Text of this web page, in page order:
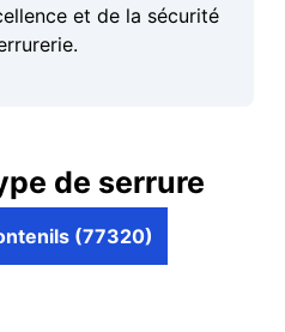
et de la sécurité
de serrure
(77320)